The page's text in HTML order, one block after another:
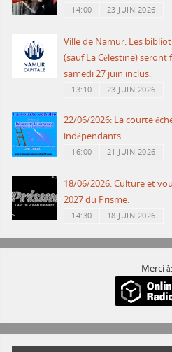
14:00 23 JUIN 2026
Ville de Namur: Les
(sauf La Célestine) seront
samedi 27 juin inclus.
13:10 23 JUIN 2026
22/06/2026: La courte
indépendants.
16:00 21 JUIN 2026
18/06/2026: Culture et
2027 du Prisme.
14:30 18 JUIN 2026
Merci à: